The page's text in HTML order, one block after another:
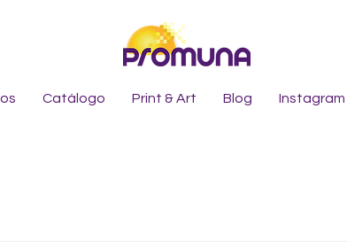
Catálogo Print & Art Blog Instagram